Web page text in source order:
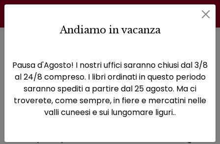
Girardi Guglielmo
Pagina di Girardi Guglielmo
Andiamo in vacanza
Pausa d'Agosto! I nostri uffici saranno chiusi dal 3/8
al 24/8 compreso. I libri ordinati in questo periodo
saranno spediti a partire dal 25 agosto. Ma ci
troverete, come sempre, in fiere e mercatini nelle
valli cuneesi e sui lungomare liguri..